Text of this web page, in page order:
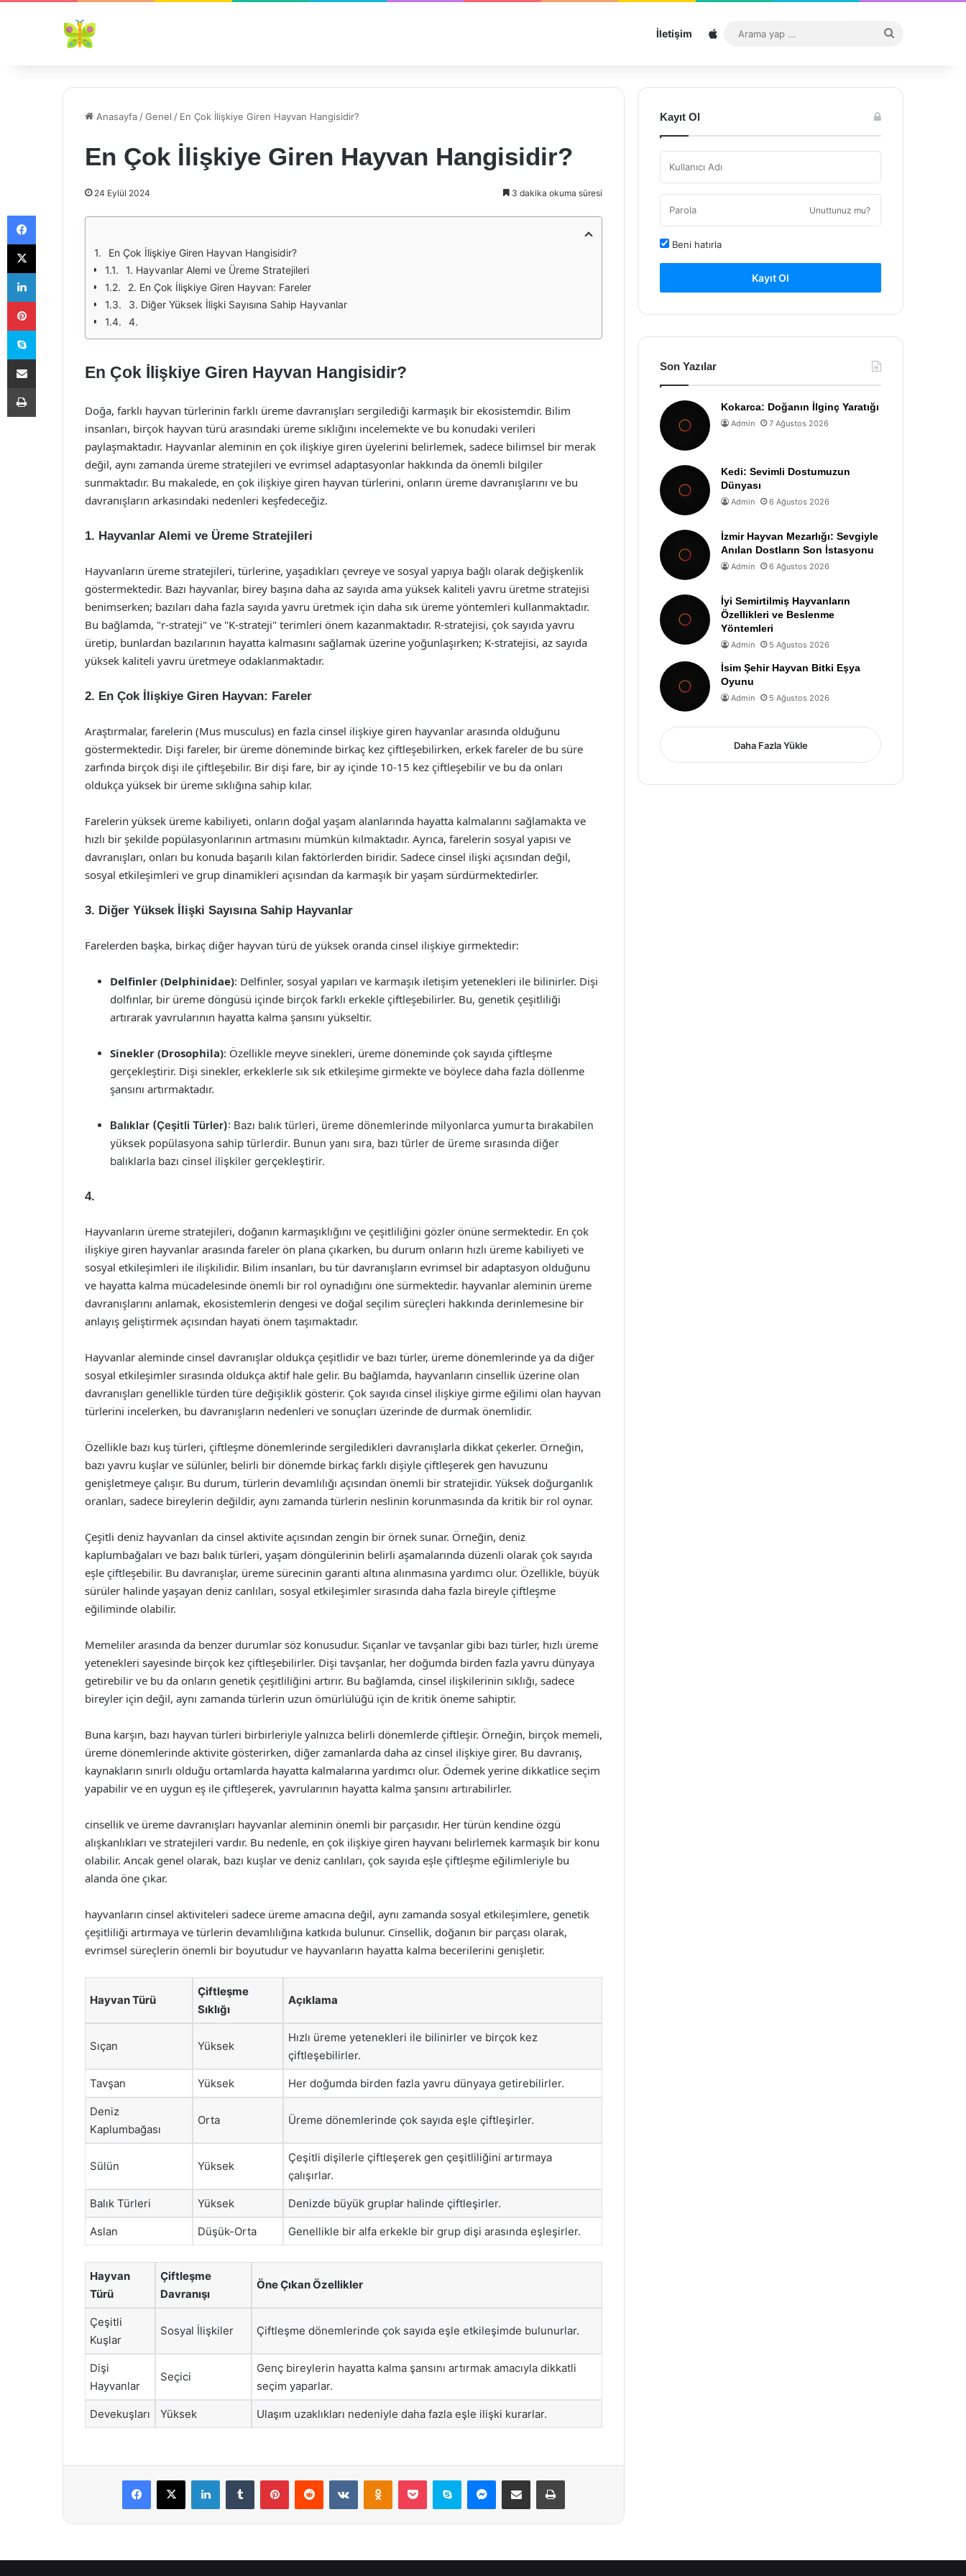
İletişim Sitemap
...
Anasayfa /Genel / En Çok İlişkiye Giren Hayvan Hangisidir?
En Çok İlişkiye Giren Hayvan Hangisidir?
24 Eylül 2024 3 dakika okuma süresi
En Çok İlişkiye Giren Hayvan Hangisidir?
1. Hayvanlar Alemi ve Üreme Stratejileri
2. En Çok İlişkiye Giren Hayvan: Fareler
3. Diğer Yüksek İlişki Sayısına Sahip Hayvanlar
4.
En Çok İlişkiye Giren Hayvan Hangisidir?
Doğa, farklı hayvan türlerinin farklı üreme davranışları sergilediği karmaşık bir ekosistemdir. Bilim
insanları, birçok hayvan türü arasındaki üreme sıklığını incelemekte ve bu konudaki verileri
paylaşmaktadır. Hayvanlar aleminin en çok ilişkiye giren üyelerini belirlemek, sadece bilimsel bir merak
değil, aynı zamanda üreme stratejileri ve evrimsel adaptasyonlar hakkında da önemli bilgiler
sunmaktadır. Bu makalede, en çok ilişkiye giren hayvan türlerini, onların üreme davranışlarını ve bu
davranışların arkasındaki nedenleri keşfedeceğiz.
1. Hayvanlar Alemi ve Üreme Stratejileri
Hayvanların üreme stratejileri, türlerine, yaşadıkları çevreye ve sosyal yapıya bağlı olarak değişkenlik
göstermektedir. Bazı hayvanlar, birey başına daha az sayıda ama yüksek kaliteli yavru üretme stratejisi
benimserken; bazıları daha fazla sayıda yavru üretmek için daha sık üreme yöntemleri kullanmaktadır.
Bu bağlamda, "r-strateji" ve "K-strateji" terimleri önem kazanmaktadır. R-stratejisi, çok sayıda yavru
üretip, bunlardan bazılarının hayatta kalmasını sağlamak üzerine yoğunlaşırken; K-stratejisi, az sayıda
yüksek kaliteli yavru üretmeye odaklanmaktadır.
2. En Çok İlişkiye Giren Hayvan: Fareler
Araştırmalar, farelerin (Mus musculus) en fazla cinsel ilişkiye giren hayvanlar arasında olduğunu
göstermektedir. Dişi fareler, bir üreme döneminde birkaç kez çiftleşebilirken, erkek fareler de bu süre
zarfında birçok dişi ile çiftleşebilir. Bir dişi fare, bir ay içinde 10-15 kez çiftleşebilir ve bu da onları
oldukça yüksek bir üreme sıklığına sahip kılar.
Farelerin yüksek üreme kabiliyeti, onların doğal yaşam alanlarında hayatta kalmalarını sağlamakta ve
hızlı bir şekilde popülasyonlarının artmasını mümkün kılmaktadır. Ayrıca, farelerin sosyal yapısı ve
davranışları, onları bu konuda başarılı kılan faktörlerden biridir. Sadece cinsel ilişki açısından değil,
sosyal etkileşimleri ve grup dinamikleri açısından da karmaşık bir yaşam sürdürmektedirler.
3. Diğer Yüksek İlişki Sayısına Sahip Hayvanlar
Farelerden başka, birkaç diğer hayvan türü de yüksek oranda cinsel ilişkiye girmektedir:
Delfinler (Delphinidae): Delfinler, sosyal yapıları ve karmaşık iletişim yetenekleri ile bilinirler. Dişi
dolfınlar, bir üreme döngüsü içinde birçok farklı erkekle çiftleşebilirler. Bu, genetik çeşitliliği
artırarak yavrularının hayatta kalma şansını yükseltir.
Sinekler (Drosophila): Özellikle meyve sinekleri, üreme döneminde çok sayıda çiftleşme
gerçekleştirir. Dişi sinekler, erkeklerle sık sık etkileşime girmekte ve böylece daha fazla döllenme
şansını artırmaktadır.
Balıklar (Çeşitli Türler): Bazı balık türleri, üreme dönemlerinde milyonlarca yumurta bırakabilen
yüksek popülasyona sahip türlerdir. Bunun yanı sıra, bazı türler de üreme sırasında diğer
balıklarla bazı cinsel ilişkiler gerçekleştirir.
4.
Hayvanların üreme stratejileri, doğanın karmaşıklığını ve çeşitliliğini gözler önüne sermektedir. En çok
ilişkiye giren hayvanlar arasında fareler ön plana çıkarken, bu durum onların hızlı üreme kabiliyeti ve
sosyal etkileşimleri ile ilişkilidir. Bilim insanları, bu tür davranışların evrimsel bir adaptasyon olduğunu
ve hayatta kalma mücadelesinde önemli bir rol oynadığını öne sürmektedir. hayvanlar aleminin üreme
davranışlarını anlamak, ekosistemlerin dengesi ve doğal seçilim süreçleri hakkında derinlemesine bir
anlayış geliştirmek açısından hayati önem taşımaktadır.
Hayvanlar aleminde cinsel davranışlar oldukça çeşitlidir ve bazı türler, üreme dönemlerinde ya da diğer
sosyal etkileşimler sırasında oldukça aktif hale gelir. Bu bağlamda, hayvanların cinsellik üzerine olan
davranışları genellikle türden türe değişiklik gösterir. Çok sayıda cinsel ilişkiye girme eğilimi olan hayvan
türlerini incelerken, bu davranışların nedenleri ve sonuçları üzerinde de durmak önemlidir.
Özellikle bazı kuş türleri, çiftleşme dönemlerinde sergiledikleri davranışlarla dikkat çekerler. Örneğin,
bazı yavru kuşlar ve sülünler, belirli bir dönemde birkaç farklı dişiyle çiftleşerek gen havuzunu
genişletmeye çalışır. Bu durum, türlerin devamlılığı açısından önemli bir stratejidir. Yüksek doğurganlık
oranları, sadece bireylerin değildir, aynı zamanda türlerin neslinin korunmasında da kritik bir rol oynar.
Çeşitli deniz hayvanları da cinsel aktivite açısından zengin bir örnek sunar. Örneğin, deniz
kaplumbağaları ve bazı balık türleri, yaşam döngülerinin belirli aşamalarında düzenli olarak çok sayıda
eşle çiftleşebilir. Bu davranışlar, üreme sürecinin garanti altına alınmasına yardımcı olur. Özellikle, büyük
sürüler halinde yaşayan deniz canlıları, sosyal etkileşimler sırasında daha fazla bireyle çiftleşme
eğiliminde olabilir.
Memeliler arasında da benzer durumlar söz konusudur. Sıçanlar ve tavşanlar gibi bazı türler, hızlı üreme
yetenekleri sayesinde birçok kez çiftleşebilirler. Dişi tavşanlar, her doğumda birden fazla yavru dünyaya
getirebilir ve bu da onların genetik çeşitliliğini artırır. Bu bağlamda, cinsel ilişkilerinin sıklığı, sadece
bireyler için değil, aynı zamanda türlerin uzun ömürlülüğü için de kritik öneme sahiptir.
Buna karşın, bazı hayvan türleri birbirleriyle yalnızca belirli dönemlerde çiftleşir. Örneğin, birçok memeli,
üreme dönemlerinde aktivite gösterirken, diğer zamanlarda daha az cinsel ilişkiye girer. Bu davranış,
kaynakların sınırlı olduğu ortamlarda hayatta kalmalarına yardımcı olur. Ödemek yerine dikkatlice seçim
yapabilir ve en uygun eş ile çiftleşerek, yavrularının hayatta kalma şansını artırabilirler.
cinsellik ve üreme davranışları hayvanlar aleminin önemli bir parçasıdır. Her türün kendine özgü
alışkanlıkları ve stratejileri vardır. Bu nedenle, en çok ilişkiye giren hayvanı belirlemek karmaşık bir konu
olabilir. Ancak genel olarak, bazı kuşlar ve deniz canlıları, çok sayıda eşle çiftleşme eğilimleriyle bu
alanda öne çıkar.
hayvanların cinsel aktiviteleri sadece üreme amacına değil, aynı zamanda sosyal etkileşimlere, genetik
çeşitliliği artırmaya ve türlerin devamlılığına katkıda bulunur. Cinsellik, doğanın bir parçası olarak,
evrimsel süreçlerin önemli bir boyutudur ve hayvanların hayatta kalma becerilerini genişletir.
Hayvan Türü
Çiftleşme
Sıklığı
Açıklama
Sıçan Yüksek
Hızlı üreme yetenekleri ile bilinirler ve birçok kez
çiftleşebilirler.
Tavşan Yüksek Her doğumda birden fazla yavru dünyaya getirebilirler.
Deniz
Kaplumbağası
Orta Üreme dönemlerinde çok sayıda eşle çiftleşirler.
Sülün Yüksek
Çeşitli dişilerle çiftleşerek gen çeşitliliğini artırmaya
çalışırlar.
Balık Türleri Yüksek Denizde büyük gruplar halinde çiftleşirler.
Aslan Düşük-Orta Genellikle bir alfa erkekle bir grup dişi arasında eşleşirler.
Hayvan
Türü
Çiftleşme
Davranışı
Öne Çıkan Özellikler
Çeşitli
Kuşlar
Sosyal İlişkiler Çiftleşme dönemlerinde çok sayıda eşle etkileşimde bulunurlar.
Dişi
Hayvanlar
Seçici
Genç bireylerin hayatta kalma şansını artırmak amacıyla dikkatli
seçim yaparlar.
Devekuşları Yüksek Ulaşım uzaklıkları nedeniyle daha fazla eşle ilişki kurarlar.
Facebook
X LinkedInTumblr PinterestReddit VKontakteOdnoklassniki
Pocket Skype Messenger
E-Posta ile paylaş Yazdır
Kayıt Ol
Unuttunuz mu?
Beni hatırla
Kayıt Ol
Son Yazılar
Kokarca: Doğanın İlginç Yaratığı
Admin 7 Ağustos 2026
Kedi: Sevimli Dostumuzun
Dünyası
Admin 6 Ağustos 2026
İzmir Hayvan Mezarlığı: Sevgiyle
Anılan Dostların Son İstasyonu
Admin 6 Ağustos 2026
İyi Semirtilmiş Hayvanların
Özellikleri ve Beslenme
Yöntemleri
Admin 5 Ağustos 2026
İsim Şehir Hayvan Bitki Eşya
Oyunu
Admin 5 Ağustos 2026
Daha Fazla Yükle
Facebook
X
LinkedIn
Pinterest
Skype
E-Posta ile paylaş